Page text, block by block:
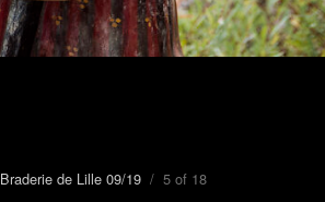
Braderie de Lille 09/19/ 5 of 18